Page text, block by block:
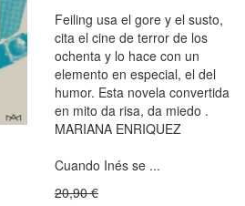
Feiling usa el gore y el susto,
cita el cine de terror de los
ochenta y lo hace con un
elemento en especial, el del
humor. Esta novela convertida
en mito da risa, da miedo .
MARIANA ENRIQUEZ
Cuando Inés se ...
20,90 €